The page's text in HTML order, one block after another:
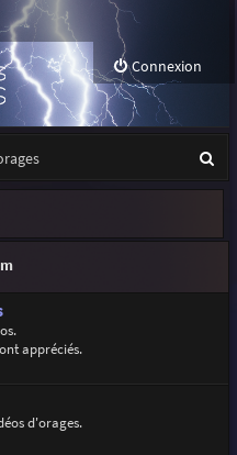
Connexion
e
e
appréciés.
d'orages.